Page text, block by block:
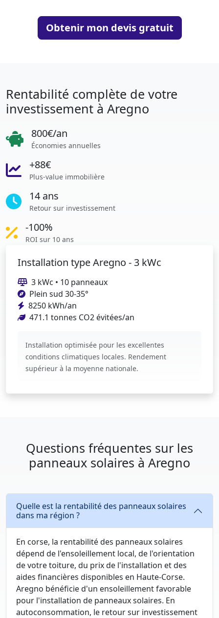
Obtenir mon devis gratuit
Rentabilité complète de votre
investissement à Aregno
800€/an
Économies annuelles
+88€
Plus-value immobilière
14 ans
Retour sur investissement
-100%
ROI sur 10 ans
Installation type Aregno - 3 kWc
3 kWc • 10 panneaux
Plein sud 30-35°
8250 kWh/an
471.1 tonnes CO2 évitées/an
Installation optimisée pour les excellentes
conditions climatiques locales. Rendement
supérieur à la moyenne nationale.
Questions fréquentes sur les
panneaux solaires à Aregno
Quelle est la rentabilité des panneaux solaires
dans ma région ?
En corse, la rentabilité des panneaux solaires
dépend de l'ensoleillement local, de l'orientation
de votre toiture, du prix de l'installation et des
aides financières disponibles en Haute-Corse.
Aregno bénéficie d'un ensoleillement favorable
pour l'installation de panneaux solaires. En
autoconsommation, le retour sur investissement